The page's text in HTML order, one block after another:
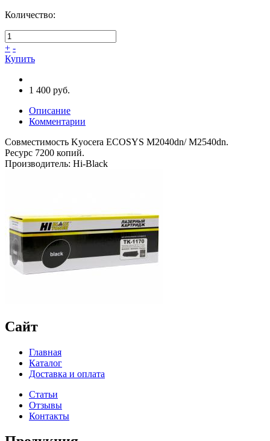
Количество:
+ -
Купить
1 400 руб.
Описание
Комментарии
Совместимость Kyocera ECOSYS M2040dn/ M2540dn.
Ресурс 7200 копий.
Производитель: Hi-Black
Сайт
Главная
Каталог
Доставка и оплата
Статьи
Отзывы
Контакты